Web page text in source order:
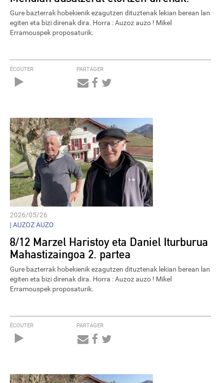
Gure bazterrak hobekienik ezagutzen dituztenak lekian berean lan
egiten eta bizi direnak dira. Horra : Auzoz auzo ! Mikel
Erramouspek proposaturik.
ÉCOUTER PARTAGER
2026/05/26
|AUZOZ AUZO
8/12 Marzel Haristoy eta Daniel Iturburua
Mahastizaingoa 2. partea
Gure bazterrak hobekienik ezagutzen dituztenak lekian berean lan
egiten eta bizi direnak dira. Horra : Auzoz auzo ! Mikel
Erramouspek proposaturik.
ÉCOUTER PARTAGER